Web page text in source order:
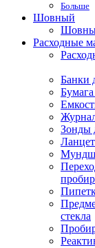
Больше
Шовный
Расходные
Банки
Зонды
стекла